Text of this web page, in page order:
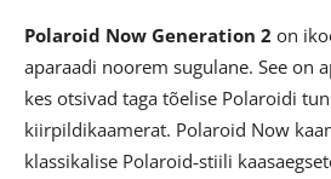
Polaroid Now Generation 2 on
aparaadi noorem sugulane. See on
kes otsivad taga tõelise Polaroidi
kiirpildikaamerat. Polaroid Now
klassikalise Polaroid‑stiili